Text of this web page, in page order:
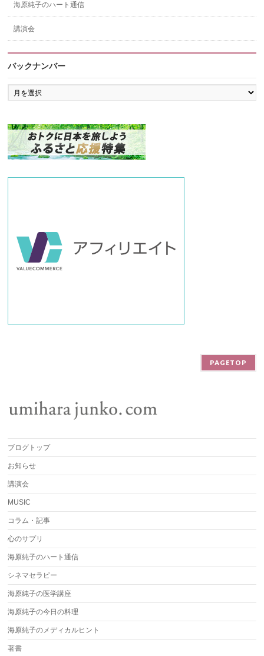
海原純子のハート通信
講演会
バックナンバー
バ
ッ
ン
バ
ー
PAGETOP
ブログトップ
お知らせ
講演会
MUSIC
コラム・記事
心のサプリ
海原純子のハート通信
シネマセラピー
海原純子の医学講座
海原純子の今日の料理
海原純子のメディカルヒント
著書